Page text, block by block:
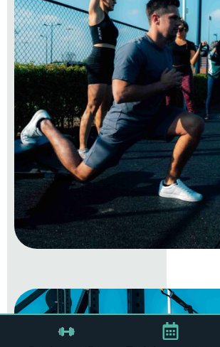
Wil jij weten of dit